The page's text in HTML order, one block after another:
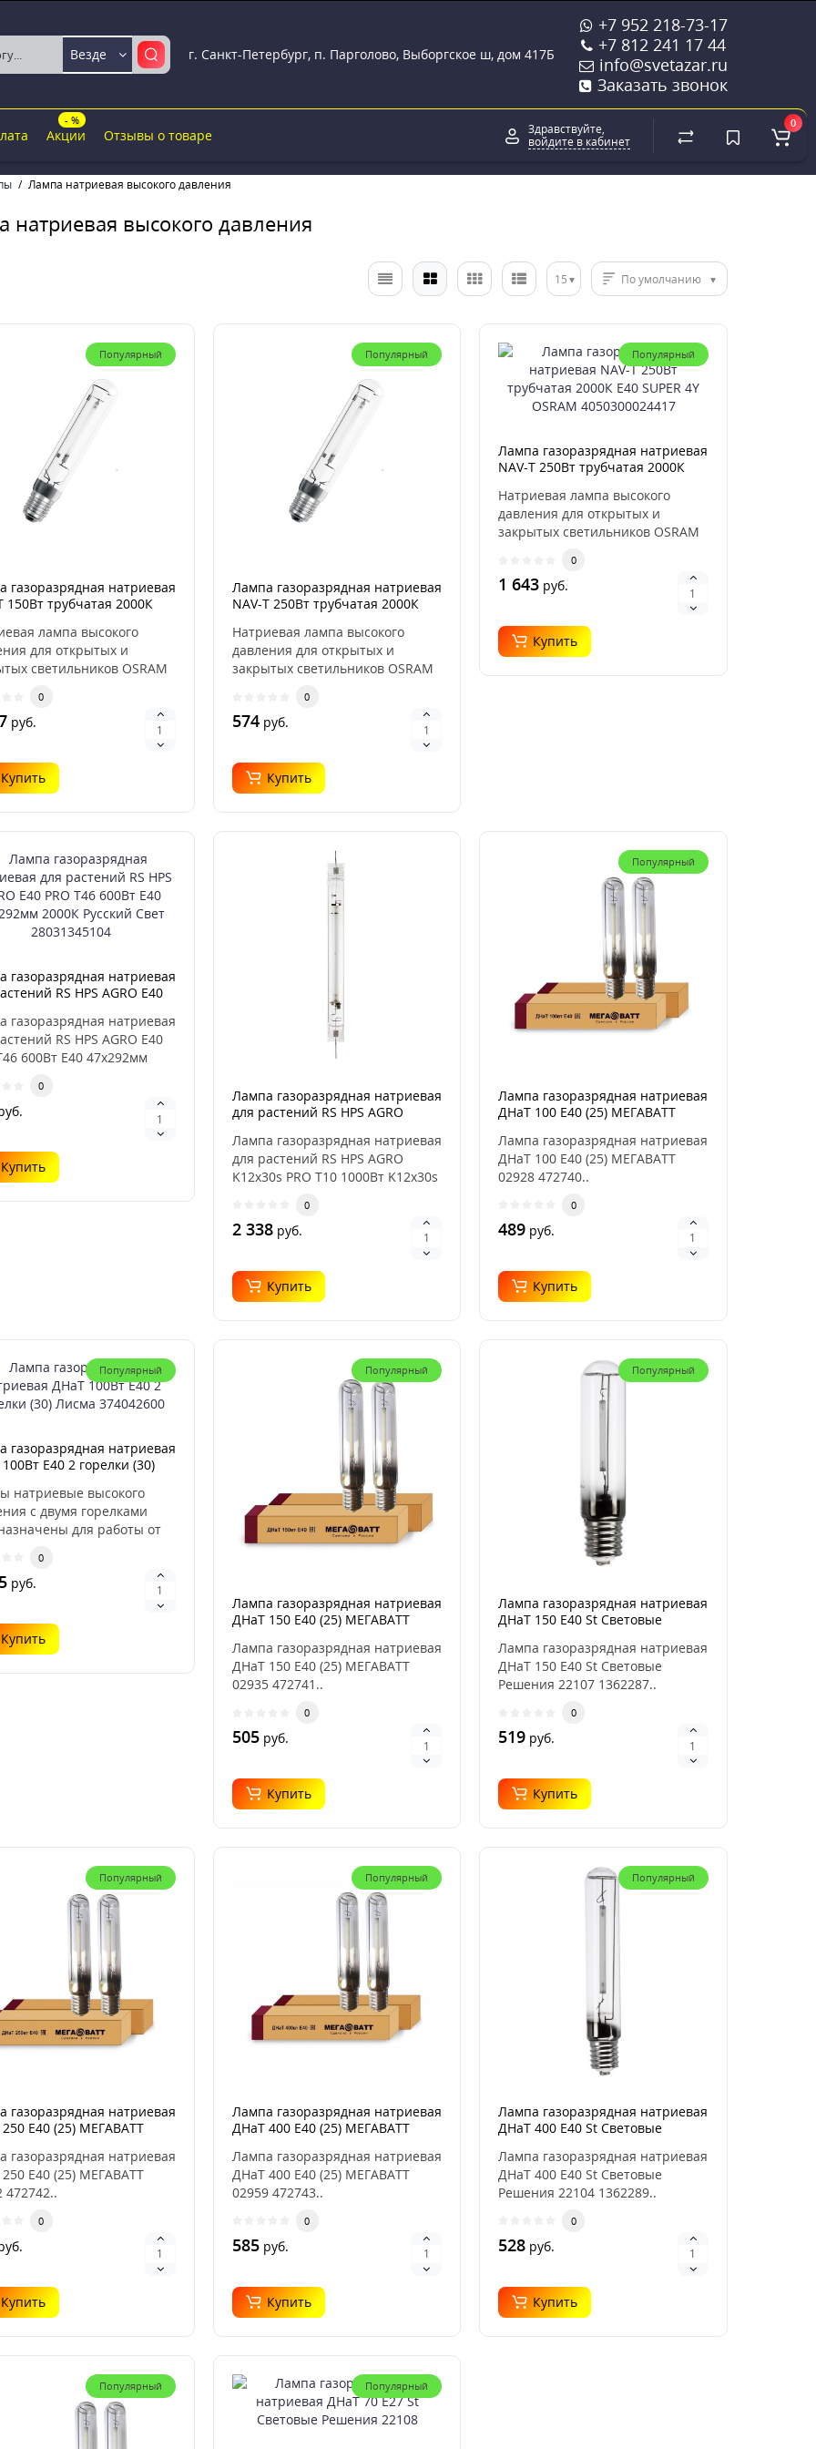
г. Санкт-Петербург, п. Парголово, Выборгское ш, дом 417Б
+7 952 218-73-17
+7 812 241 17 44
info@svetazar.ru
Заказать звонок
Везде
- %
Акции Отзывы о товаре
Здравствуйте,
войдите в кабинет
0
Лампа натриевая высокого давления
Пленка укрывная 7
мкр., 4x5 м
0руб.
Сетка стеклотканевая
интерьерная, ячейка
гр/м2, 250 мм х 10 м
натриевая высокого давления
15 По умолчанию
Популярный
газоразрядная натриевая
150Вт трубчатая 2000К
лампа высокого
для открытых и
светильников OSRAM
0
руб.
Купить
Популярный
Лампа газоразрядная натриевая
NAV-T 250Вт трубчатая 2000К
Натриевая лампа высокого
давления для открытых и
закрытых светильников OSRAM
0
574руб.
Купить
Популярный
Лампа газоразрядная натриевая
NAV-T 250Вт трубчатая 2000К
4050300024417
Натриевая лампа высокого
давления для открытых и
закрытых светильников OSRAM
0
1 643 руб.
Купить
газоразрядная натриевая
RS HPS AGRO E40
Русский Свет 28031345104
газоразрядная натриевая
RS HPS AGRO E40
600Вт E40 47х292мм
0
Купить
Лампа газоразрядная натриевая
для растений RS HPS AGRO
32x394мм 2000К Русский Свет
28031345103
Лампа газоразрядная натриевая
для растений RS HPS AGRO
K12x30s PRO Т10 1000Вт K12x30s
0
2 338руб.
Купить
Популярный
Лампа газоразрядная натриевая
ДНаТ 100 E40 (25) МЕГАВАТТ
Лампа газоразрядная натриевая
ДНаТ 100 E40 (25) МЕГАВАТТ
02928 472740..
0
489 руб.
Купить
Популярный
газоразрядная натриевая
E40 2 горелки (30)
натриевые высокого
с двумя горелками
для работы от
0
руб.
Купить
Популярный
Лампа газоразрядная натриевая
ДНаТ 150 E40 (25) МЕГАВАТТ
Лампа газоразрядная натриевая
ДНаТ 150 E40 (25) МЕГАВАТТ
02935 472741..
0
505руб.
Купить
Популярный
Лампа газоразрядная натриевая
ДНаТ 150 E40 St Световые
Лампа газоразрядная натриевая
ДНаТ 150 E40 St Световые
Решения 22107 1362287..
0
519 руб.
Купить
Популярный
газоразрядная натриевая
E40 (25) МЕГАВАТТ
газоразрядная натриевая
E40 (25) МЕГАВАТТ
472742..
0
Купить
Популярный
Лампа газоразрядная натриевая
ДНаТ 400 E40 (25) МЕГАВАТТ
Лампа газоразрядная натриевая
ДНаТ 400 E40 (25) МЕГАВАТТ
02959 472743..
0
585руб.
Купить
Популярный
Лампа газоразрядная натриевая
ДНаТ 400 E40 St Световые
Лампа газоразрядная натриевая
ДНаТ 400 E40 St Световые
Решения 22104 1362289..
0
528 руб.
Купить
Популярный Популярный